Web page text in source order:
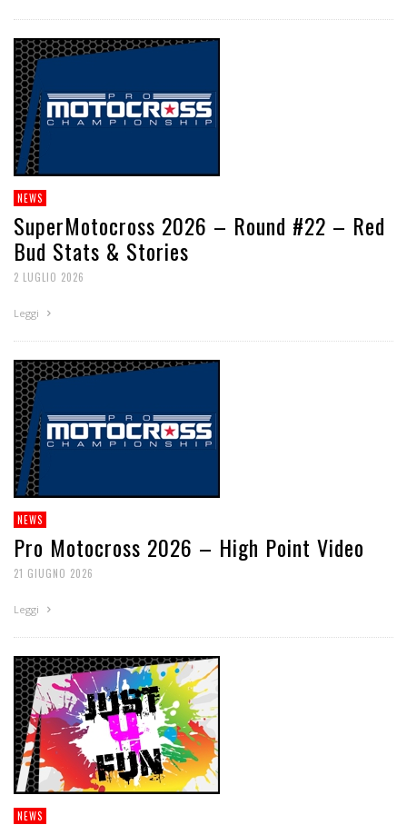
NEWS
SuperMotocross 2026 – Round #22 – Red
Bud Stats & Stories
2 LUGLIO 2026
Leggi
NEWS
Pro Motocross 2026 – High Point Video
21 GIUGNO 2026
Leggi
NEWS